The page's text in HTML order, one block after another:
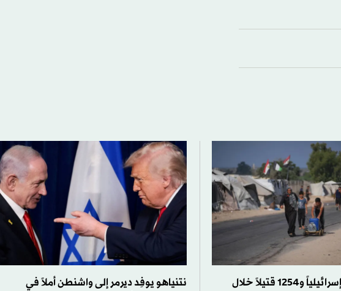
4091 انتهاكاً إسرائيلياً و1254 قتيلاً خلال
نتنياهو يوفِد ديرمر إلى واشنطن أملاً في